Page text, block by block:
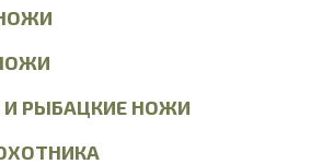
РЫБАЦКИЕ НОЖИ